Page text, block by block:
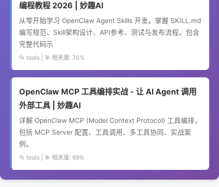
编程教程 2026 | 妙趣AI
从零开始学习 OpenClaw Agent Skills 开发。掌握 SKILL.md
编写规范、Skill架构设计、API参考、测试与发布流程。包含
完整代码示
📂 tools | 🎯 相关度: 70%
OpenClaw MCP 工具编排实战 - 让 AI Agent 调用
外部工具 | 妙趣AI
详解 OpenClaw MCP (Model Context Protocol) 工具编排，
包括 MCP Server 配置、工具调用、多工具协同、实战案
例。
📂 tools | 🎯 相关度: 69%